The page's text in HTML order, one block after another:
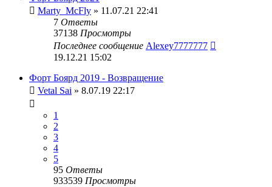
Marty_McFly » 11.07.21 22:41
7 Ответы
37138 Просмотры
Последнее сообщение Alexey7777777
19.12.21 15:02
Форт Боярд 2019 - Возвращение
Vetal Sai » 8.07.19 22:17
1
2
3
4
5
95 Ответы
933539 Просмотры